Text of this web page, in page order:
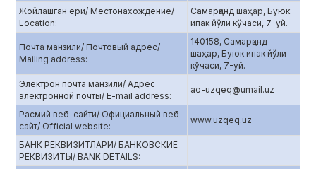
Жойлашган ери/ Местонахождение/
Location:
Самарқанд шаҳар, Буюк
ипак йўли кўчаси, 7-уй.
Почта манзили/ Почтовый адрес/
Mailing address:
140158, Самарқанд
шаҳар, Буюк ипак йўли
кўчаси, 7-уй.
Электрон почта манзили/ Адрес
электронной почты/ E-mail address:
ao-uzqeq@umail.uz
Расмий веб-сайти/ Официальный веб-
сайт/ Official website:
www.uzqeq.uz
БАНК РЕКВИЗИТЛАРИ/ БАНКОВСКИЕ
РЕКВИЗИТЫ/ BANK DETAILS: